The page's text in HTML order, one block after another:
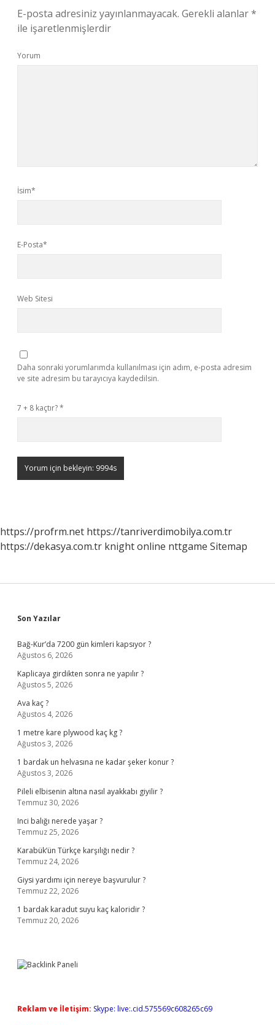
E-posta adresiniz yayınlanmayacak. Gerekli alanlar*
ile işaretlenmişlerdir
Yorum
İsim*
E-Posta*
Web Sitesi
Daha sonraki yorumlarımda kullanılması için adım, e-posta adresim
ve site adresim bu tarayıcıya kaydedilsin.
7 + 8 kaçtır?*
https://profrm.net https://tanriverdimobilya.com.tr
https://dekasya.com.tr knight online nttgame Sitemap
Sidebar
Son Yazılar
Bağ-Kur’da 7200 gün kimleri kapsıyor ?
Ağustos 6, 2026
Kaplicaya girdikten sonra ne yapılır ?
Ağustos 5, 2026
Ava kaç ?
Ağustos 4, 2026
1 metre kare plywood kaç kg ?
Ağustos 3, 2026
1 bardak un helvasına ne kadar şeker konur ?
Ağustos 3, 2026
Pileli elbisenin altına nasıl ayakkabı giyilir ?
Temmuz 30, 2026
Inci balığı nerede yaşar ?
Temmuz 25, 2026
Karabük’ün Türkçe karşılığı nedir ?
Temmuz 24, 2026
Giysi yardımı için nereye başvurulur ?
Temmuz 22, 2026
1 bardak karadut suyu kaç kaloridir ?
Temmuz 20, 2026
Reklam ve İletişim: Skype: live:.cid.575569c608265c69